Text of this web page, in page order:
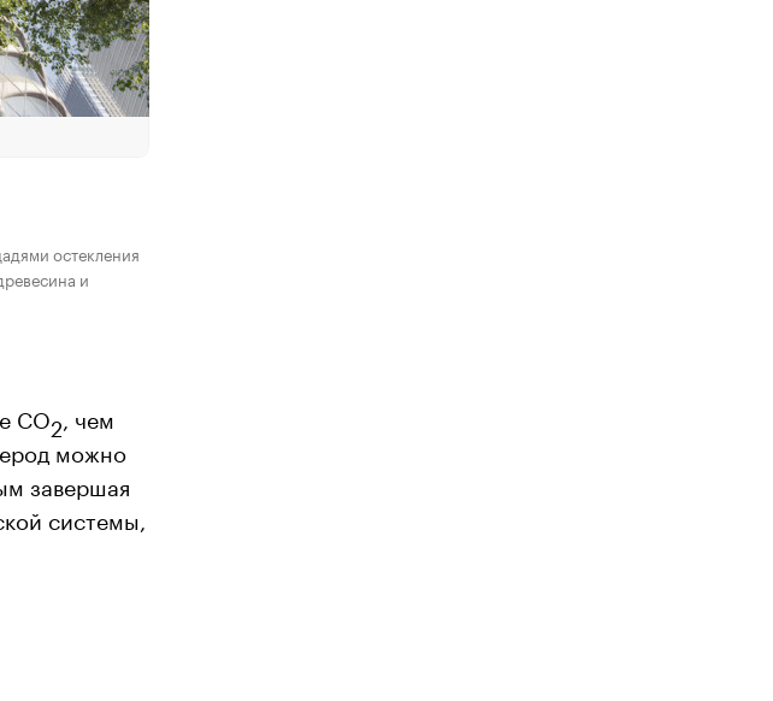
остекления
и
СО2 , чем
можно
завершая
системы,